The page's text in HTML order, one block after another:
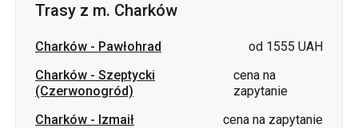
Trasy z m. Charków
Charków - Pawłohrad
od 1555 UAH
Charków - Szeptycki
(Czerwonogród)
cena na
zapytanie
Charków - Izmaił
cena na zapytanie